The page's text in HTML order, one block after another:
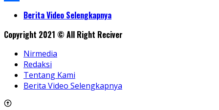
ShareBerita Video Selengkapnya
Copyright 2021 © All Right Reciver
Nirmedia
Redaksi
Tentang Kami
Berita Video Selengkapnya